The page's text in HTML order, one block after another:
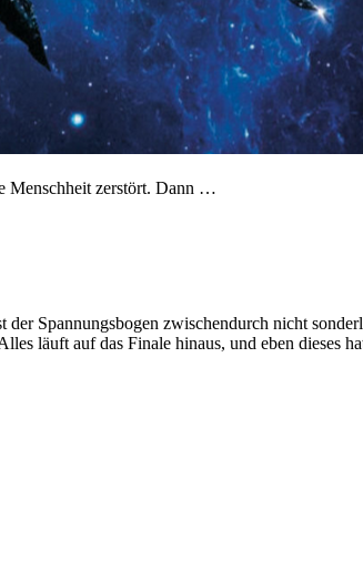
Menschheit zerstört. Dann …
Spannungsbogen zwischendurch nicht
läuft auf das Finale hinaus, und eben dieses